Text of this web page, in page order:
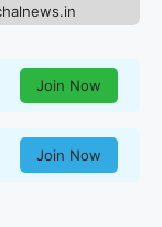
Join Now
Join Now